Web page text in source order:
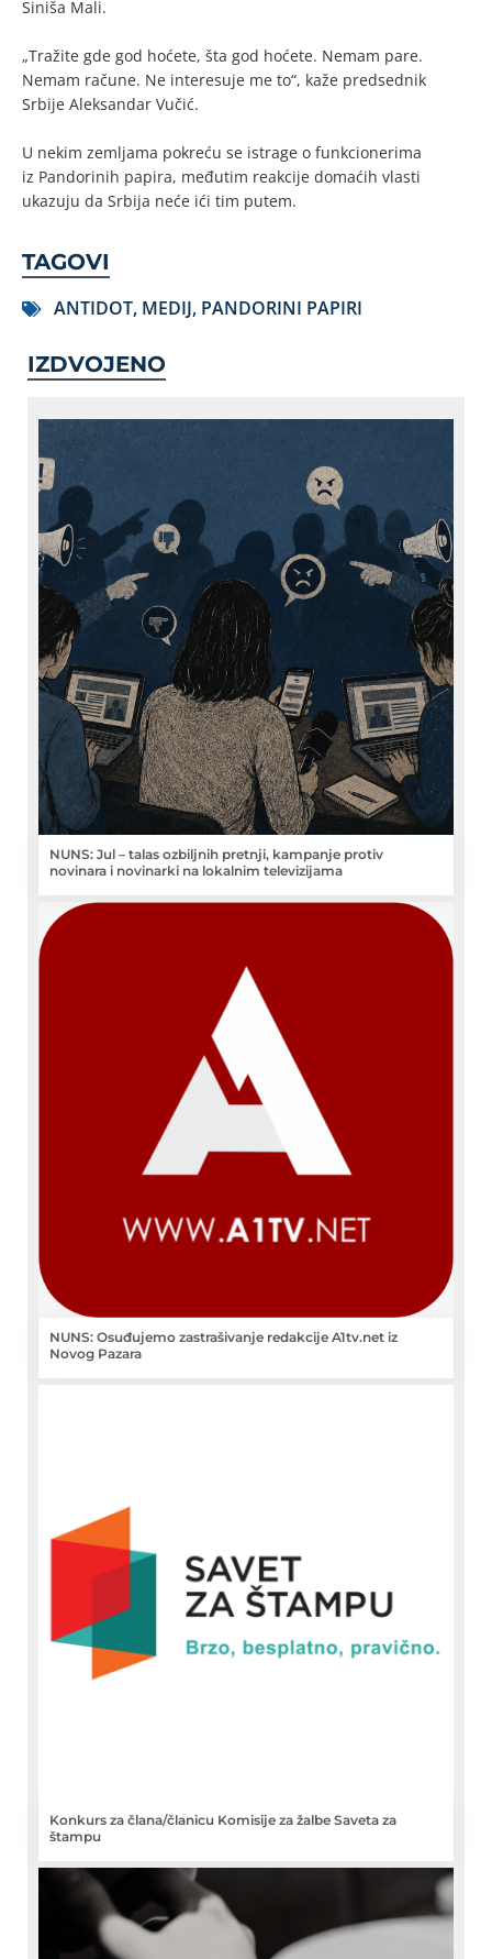
Siniša Mali.
„Tražite gde god hoćete, šta god hoćete. Nemam pare.
Nemam račune. Ne interesuje me to“, kaže predsednik
Srbije Aleksandar Vučić.
U nekim zemljama pokreću se istrage o funkcionerima
iz Pandorinih papira, međutim reakcije domaćih vlasti
ukazuju da Srbija neće ići tim putem.
TAGOVI
ANTIDOT, MEDIJ, PANDORINI PAPIRI
IZDVOJENO
NUNS: Jul – talas ozbiljnih pretnji, kampanje protiv
novinara i novinarki na lokalnim televizijama
NUNS: Osuđujemo zastrašivanje redakcije A1tv.net iz
Novog Pazara
Konkurs za člana/članicu Komisije za žalbe Saveta za
štampu